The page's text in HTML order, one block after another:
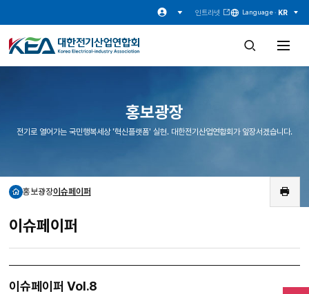
인트라넷 Language · KR
검
전
홍보광장
전기로 열어가는 국민행복세상 '혁신플랫폼' 실현. 대한전기산업연합회가 앞장서겠습니다.
홈홍보광장이슈페이퍼
인
쇄
이슈페이퍼
이슈페이퍼 Vol.8